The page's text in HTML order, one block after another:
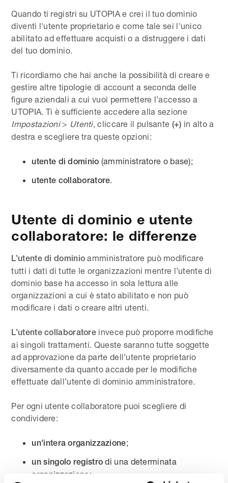
Quando ti registri su UTOPIA e crei il tuo dominio
diventi l'utente proprietario e come tale sei l'unico
abilitato ad effettuare acquisti o a distruggere i dati
del tuo dominio.
Ti ricordiamo che hai anche la possibilità di creare e
gestire altre tipologie di account a seconda delle
figure aziendali a cui vuoi permettere l’accesso a
UTOPIA. Ti è sufficiente accedere alla sezione
Impostazioni> Utenti, cliccare il pulsante (+) in alto a
destra e scegliere tra queste opzioni:
utente di dominio (amministratore o base);
utente collaboratore
Utente di dominio e utente
collaboratore: le differenze
L’utente di dominio amministratore può modificare
tutti i dati di tutte le organizzazioni mentre l’utente di
dominio base ha accesso in sola lettura alle
organizzazioni a cui è stato abilitato e non può
modificare i dati o creare altri utenti.
L’utente collaboratore invece può proporre modifiche
ai singoli trattamenti. Queste saranno tutte soggette
ad approvazione da parte dell’utente proprietario
diversamente da quanto accade per le modifiche
effettuate dall’utente di dominio amministratore.
Per ogni utente collaboratore puoi scegliere di
condividere:
un'intera organizzazione;
un singolo registrodi una determinata
organizzazione;